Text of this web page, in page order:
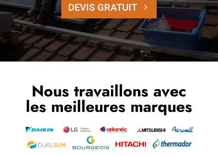
DEVIS GRATUIT
Nous travaillons avec
les meilleures marques